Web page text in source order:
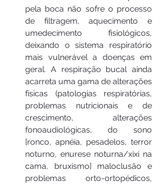
pela boca não sofre o processo
de filtragem, aquecimento e
umedecimento fisiológicos,
deixando o sistema respiratório
mais vulnerável a doenças em
geral. A respiração bucal ainda
acarreta uma gama de alterações
físicas (patologias respiratórias,
problemas nutricionais e de
crescimento, alterações
fonoaudiológicas, do sono
[ronco, apnéia, pesadelos, terror
noturno, enurese noturna/xixi na
cama, bruxismo] maloclusão e
problemas orto-ortopédicos,